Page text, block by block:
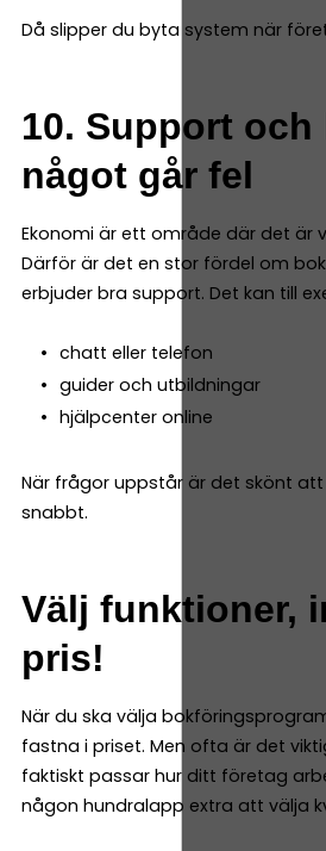
Då slipper du byta system när
10. Support
något går fel
Ekonomi är ett område där det är
Därför är det en stor fördel om
erbjuder bra support. Det kan till
chatt eller telefon
guider och utbildningar
hjälpcenter online
När frågor uppstår är det skönt
snabbt.
Välj funktioner,
pris!
När du ska välja
fastna i priset. Men ofta är det
faktiskt passar hur ditt företag
någon hundralapp extra att välja